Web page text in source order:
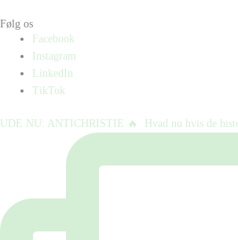
Følg os
Facebook
Instagram
LinkedIn
TikTok
UDE NU: ANTICHRISTIE 🔥⁠ ⁠ Hvad nu hvis de